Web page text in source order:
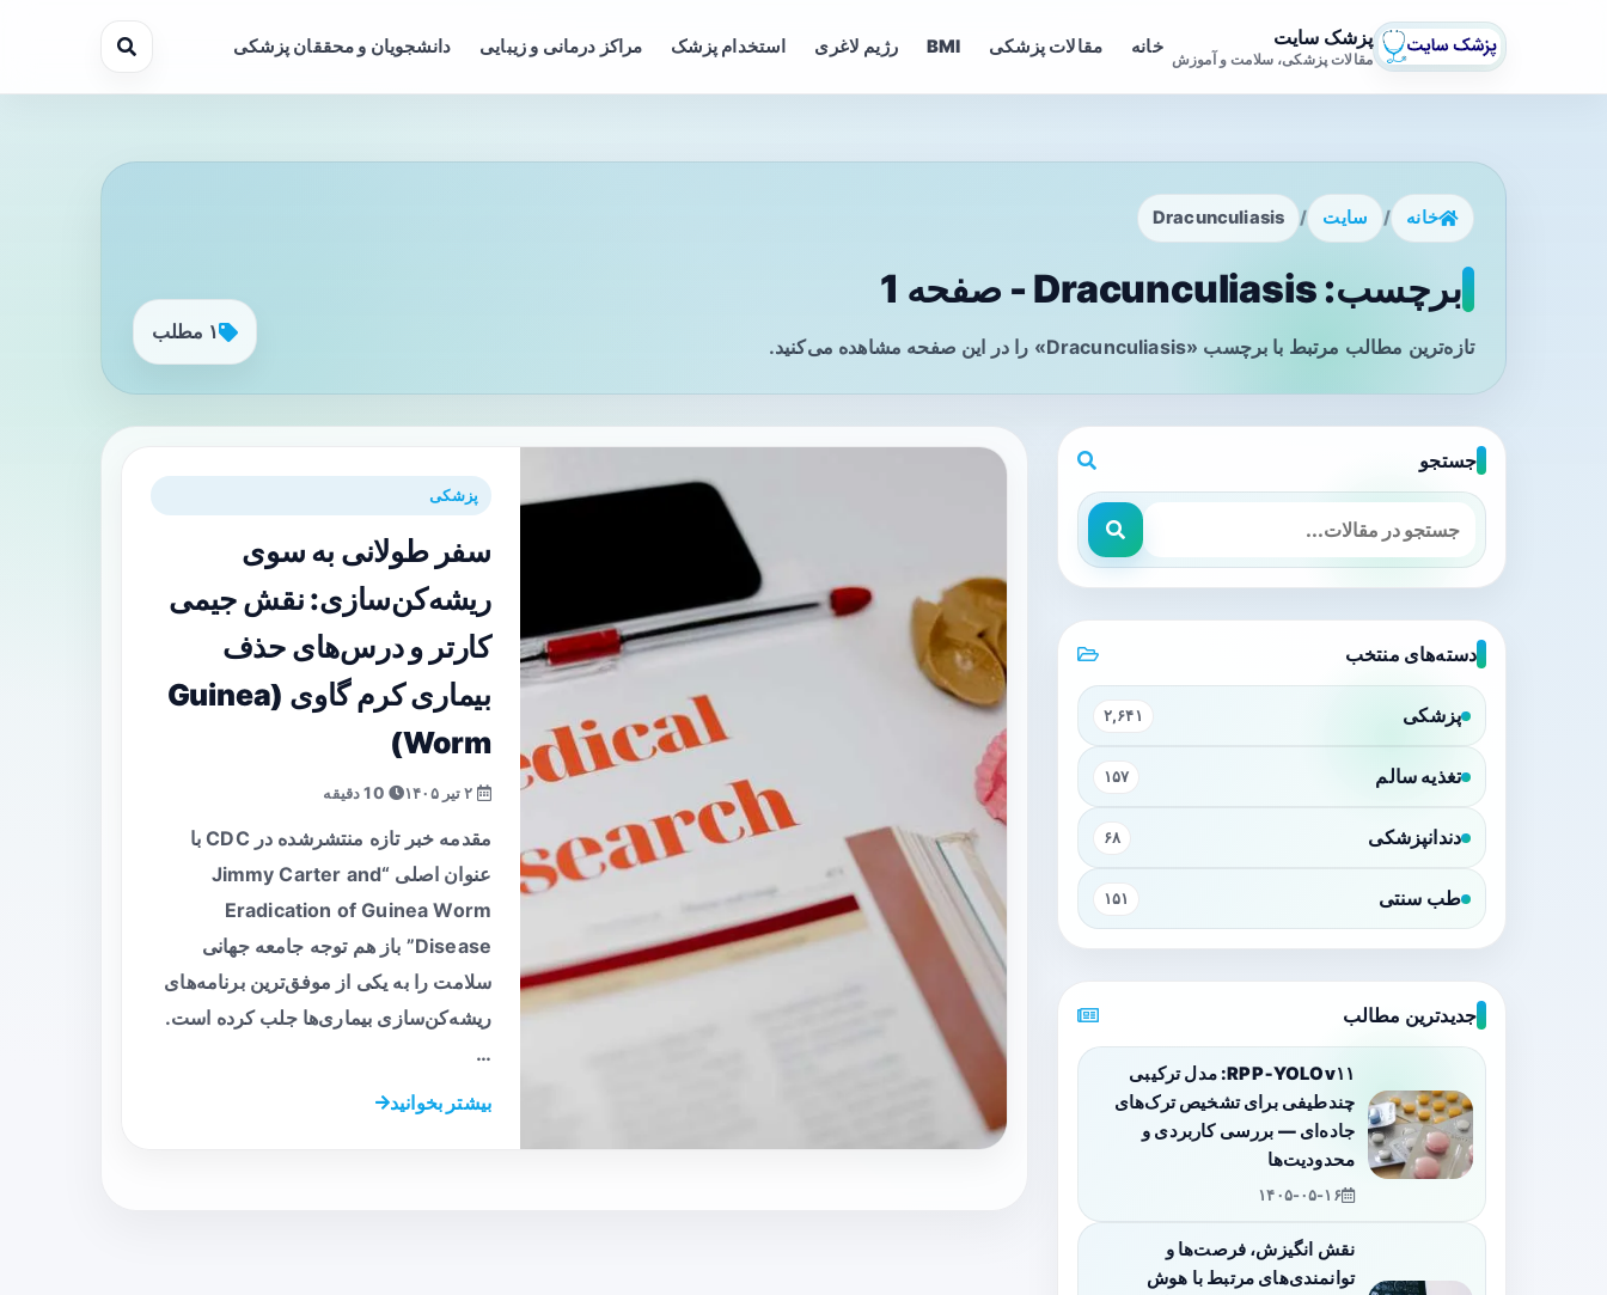
پزشک سایت
مقالات پزشکی، سلامت و آموزش
خانه مقالات پزشکی BMI رژیم لاغری استخدام پزشک مراکز درمانی و زیبایی دانشجویان و محققان پزشکی
خانه / سایت /
Dracunculiasis
برچسب: Dracunculiasis - صفحه 1
تازه‌ترین مطالب مرتبط با برچسب «Dracunculiasis» را در این صفحه مشاهده می‌کنید.
۱ مطلب
پزشکی
سفر طولانی به سوی
ریشه‌کن‌سازی: نقش جیمی
کارتر و درس‌های حذف
بیماری کرم گاوی (Guinea
Worm)
مقدمه خبر تازه منتشرشده در CDC با
عنوان اصلی “Jimmy Carter and
Eradication of Guinea Worm
Disease” باز هم توجه جامعه جهانی
سلامت را به یکی از موفق‌ترین برنامه‌های
ریشه‌کن‌سازی بیماری‌ها جلب کرده است.
…
بیشتر بخوانید
جستجو
دسته‌های منتخب
پزشکی ۲,۶۴۱
تغذیه سالم ۱۵۷
دندانپزشکی ۶۸
طب سنتی ۱۵۱
جدیدترین مطالب
RPP‑YOLOv۱۱: مدل ترکیبی
چندطیفی برای تشخیص ترک‌های
جاده‌ای — بررسی کاربردی و
محدودیت‌ها
۱۴۰۵-۰۵-۱۶
نقش انگیزش، فرصت‌ها و
توانمندی‌های مرتبط با هوش